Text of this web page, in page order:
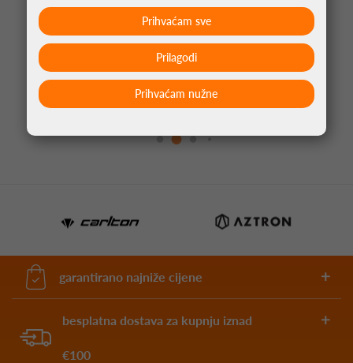
KRATKE HLAČE ZA PADEL BULLPADEL AFATE
*umjesto 42,99 €
30,09 €
garantirano najniže cijene
besplatna dostava za kupnju iznad
€100
Prihvaćam nužne
Prilagodi
Prihvaćam sve